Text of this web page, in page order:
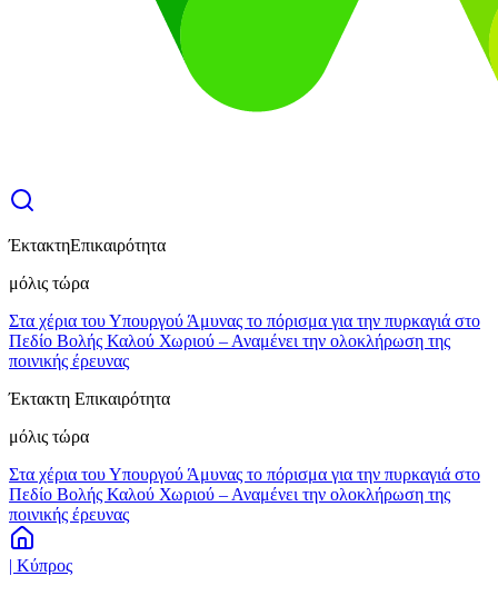
ΈκτακτηΕπικαιρότητα
μόλις τώρα
Στα χέρια του Υπουργού Άμυνας το πόρισμα για την πυρκαγιά στο
Πεδίο Βολής Καλού Χωριού – Αναμένει την ολοκλήρωση της
ποινικής έρευνας
Έκτακτη Επικαιρότητα
μόλις τώρα
Στα χέρια του Υπουργού Άμυνας το πόρισμα για την πυρκαγιά στο
Πεδίο Βολής Καλού Χωριού – Αναμένει την ολοκλήρωση της
ποινικής έρευνας
| Κύπρος